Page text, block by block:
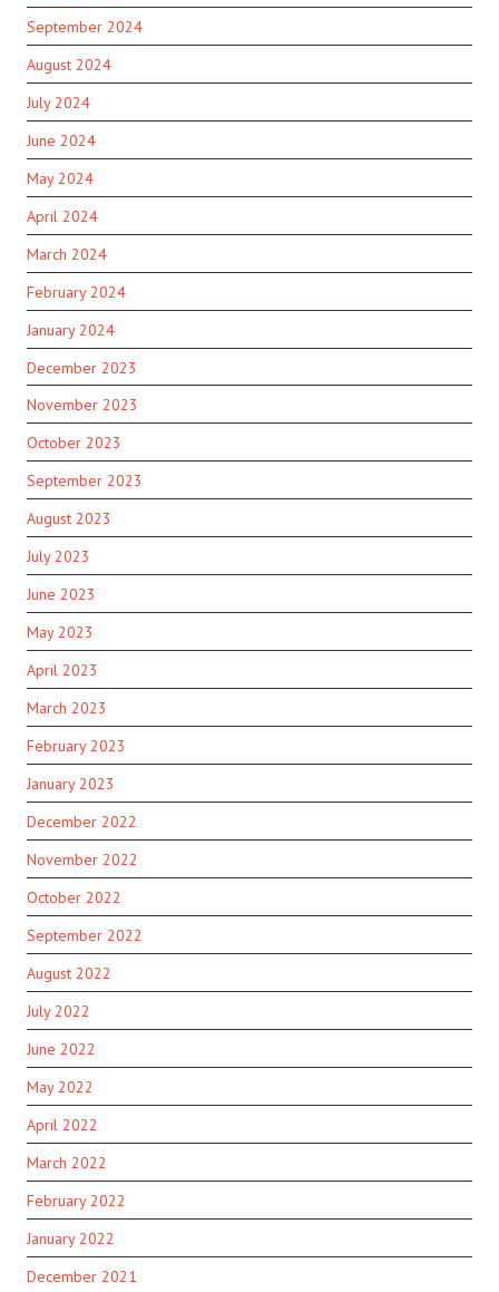
September 2024
August 2024
July 2024
June 2024
May 2024
April 2024
March 2024
February 2024
January 2024
December 2023
November 2023
October 2023
September 2023
August 2023
July 2023
June 2023
May 2023
April 2023
March 2023
February 2023
January 2023
December 2022
November 2022
October 2022
September 2022
August 2022
July 2022
June 2022
May 2022
April 2022
March 2022
February 2022
January 2022
December 2021